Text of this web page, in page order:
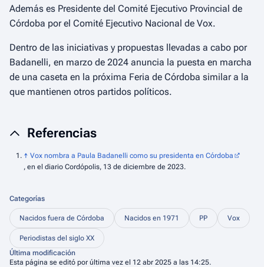
Además es Presidente del Comité Ejecutivo Provincial de
Córdoba por el Comité Ejecutivo Nacional de Vox.
Dentro de las iniciativas y propuestas llevadas a cabo por
Badanelli, en marzo de 2024 anuncia la puesta en marcha
de una caseta en la próxima Feria de Córdoba similar a la
que mantienen otros partidos políticos.
Referencias
↑ Vox nombra a Paula Badanelli como su presidenta en Córdoba
, en el diario Cordópolis, 13 de diciembre de 2023.
Categorías
Nacidos fuera de Córdoba Nacidos en 1971 PP Vox
Periodistas del siglo XX
Última modificación
Esta página se editó por última vez el 12 abr 2025 a las 14:25.